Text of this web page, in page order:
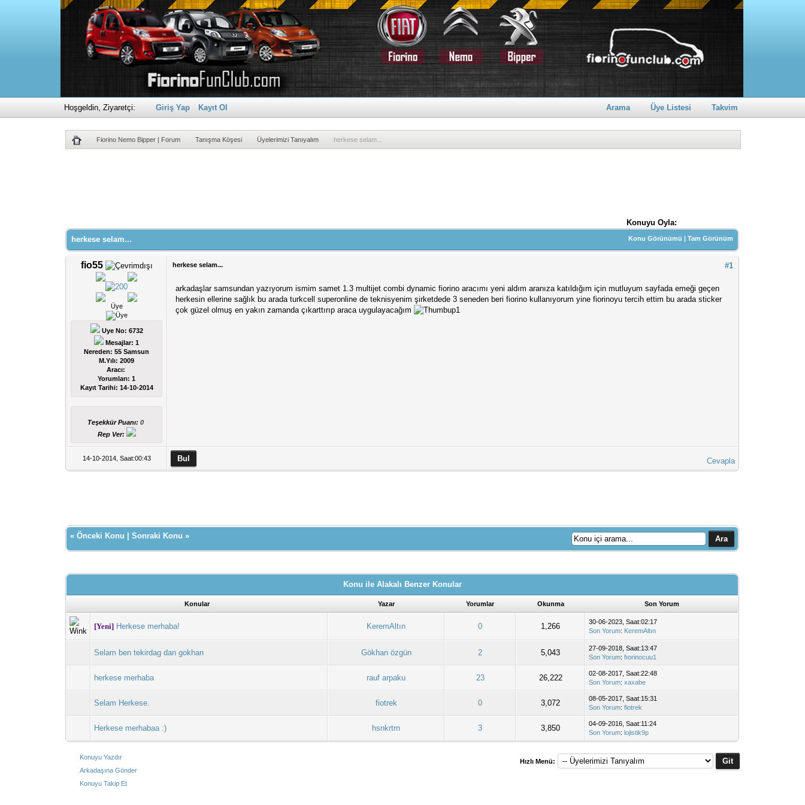
Arama Üye Listesi Takvim
Hoşgeldin, Ziyaretçi: Giriş Yap Kayıt Ol
Fiorino Nemo Bipper | Forum Tanışma Köşesi Üyelerimizi Tanıyalım herkese selam...
Konuyu Oyla:
Konu Görünümü |Tam Görünüm
herkese selam...
fio55
Üye
Uye No: 6732
Mesajlar: 1
Nereden: 55 Samsun
M.Yılı: 2009
Aracı:
Yorumları:1
Kayıt Tarihi: 14-10-2014
Teşekkür Puanı:0
Rep Ver:
#1
herkese selam...
arkadaşlar samsundan yazıyorum ismim samet 1.3 multijet combi dynamic fiorino aracımı yeni aldım aranıza katıldığım için mutluyum sayfada emeği geçen
herkesin ellerine sağlık bu arada turkcell superonline de teknisyenim şirketdede 3 seneden beri fiorino kullanıyorum yine fiorinoyu tercih ettim bu arada sticker
çok güzel olmuş en yakın zamanda çıkarttırıp araca uygulayacağım
14-10-2014, Saat:00:43 Cevapla
«Önceki Konu |Sonraki Konu »
Konu ile Alakalı Benzer Konular
Konular Yazar Yorumlar Okunma Son Yorum
[Yeni] Herkese merhaba! KeremAltın 0 1,266
30-06-2023, Saat:02:17
Son Yorum: KeremAltın
Selam ben tekirdag dan gokhan Gökhan özgün 2 5,043
27-09-2018, Saat:13:47
Son Yorum:fıorinocuu1
herkese merhaba rauf arpaku 23 26,222
02-08-2017, Saat:22:48
Son Yorum:xaxabe
Selam Herkese. fiotrek 0 3,072
08-05-2017, Saat:15:31
Son Yorum:fiotrek
Herkese merhabaa :) hsnkrtrn 3 3,850
04-09-2016, Saat:11:24
Son Yorum:lojistik9p
Konuyu Yazdır
Arkadaşına Gönder
Konuyu Takip Et
Hızlı Menü: